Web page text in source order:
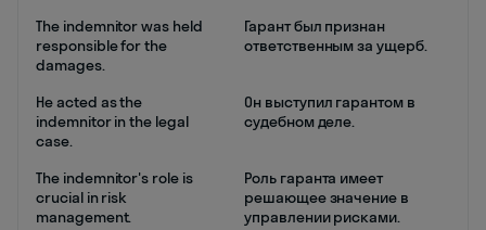
The indemnitor was held
responsible for the
damages.
Гарант был признан
ответственным за ущерб.
He acted as the
indemnitor in the legal
case.
Он выступил гарантом в
судебном деле.
The indemnitor's role is
crucial in risk
management.
Роль гаранта имеет
решающее значение в
управлении рисками.